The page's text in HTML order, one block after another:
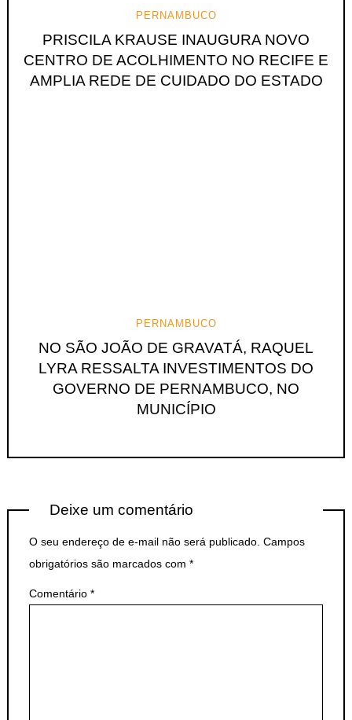
PERNAMBUCO
PRISCILA KRAUSE INAUGURA NOVO
CENTRO DE ACOLHIMENTO NO RECIFE E
AMPLIA REDE DE CUIDADO DO ESTADO
PERNAMBUCO
NO SÃO JOÃO DE GRAVATÁ, RAQUEL
LYRA RESSALTA INVESTIMENTOS DO
GOVERNO DE PERNAMBUCO, NO
MUNICÍPIO
Deixe um comentário
O seu endereço de e-mail não será publicado. Campos
obrigatórios são marcados com *
Comentário *